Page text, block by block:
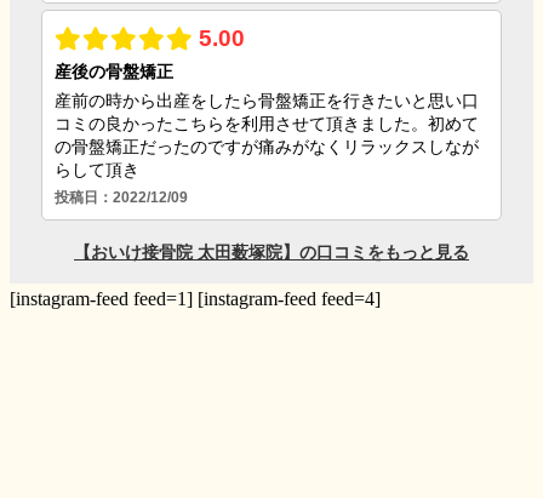
[instagram-feed feed=1] [instagram-feed feed=4]